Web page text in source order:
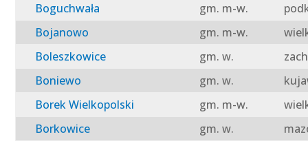
Boguchwała
gm. m-w.
Bojanowo
gm. m-w.
Boleszkowice
gm. w.
Boniewo
gm. w.
Borek Wielkopolski
gm. m-w.
Borkowice
gm. w.